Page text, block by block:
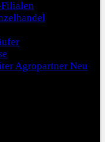
Filialen
Agropartner Neu